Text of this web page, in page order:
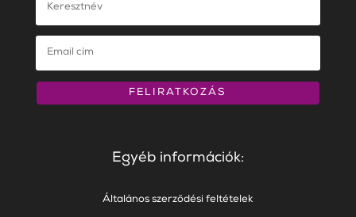
FELIRATKOZÁS
Egyéb információk:
Általános szerződési feltételek